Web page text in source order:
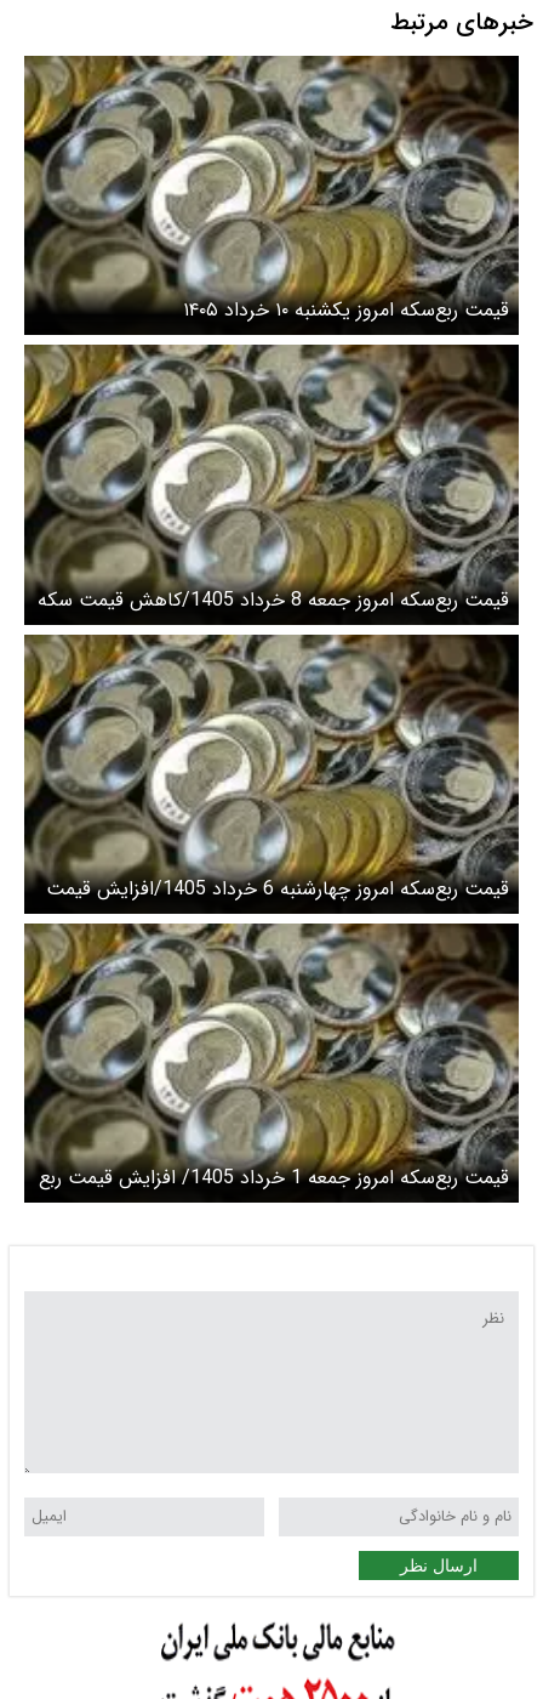
خبرهای مرتبط
قیمت ربع‌سکه امروز یکشنبه ۱۰ خرداد ۱۴۰۵
قیمت ربع‌سکه امروز جمعه 8 خرداد 1405/کاهش قیمت سکه
قیمت ربع‌سکه امروز چهارشنبه 6 خرداد 1405/افزایش قیمت
سکه
قیمت ربع‌سکه امروز جمعه 1 خرداد 1405/ افزایش قیمت ربع
سکه
ارسال نظر